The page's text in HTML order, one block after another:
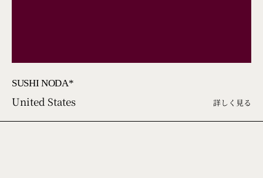
SUSHI NODA*
United States 詳しく見る